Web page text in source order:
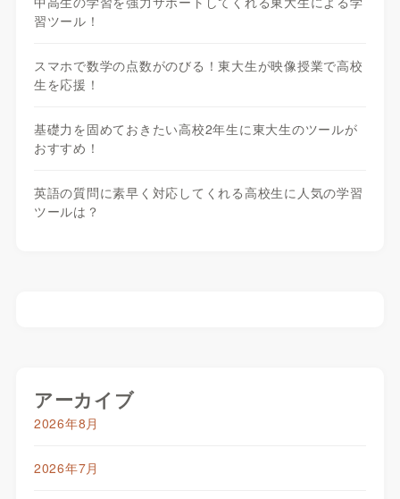
習ツール！
スマホで数学の点数がのびる！東大生が映像授業で高校
生を応援！
基礎力を固めておきたい高校2年生に東大生のツールが
おすすめ！
英語の質問に素早く対応してくれる高校生に人気の学習
ツールは？
アーカイブ
2026年8月
2026年7月